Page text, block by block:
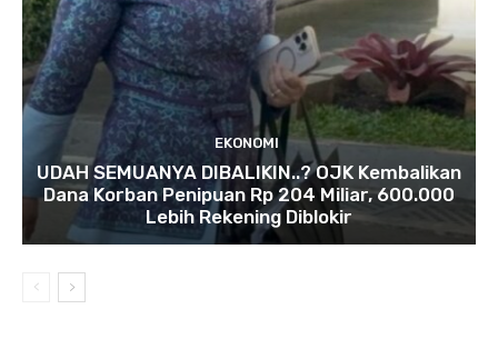
EKONOMI
UDAH SEMUANYA DIBALIKIN..? OJK Kembalikan
Dana Korban Penipuan Rp 204 Miliar, 600.000
Lebih Rekening Diblokir